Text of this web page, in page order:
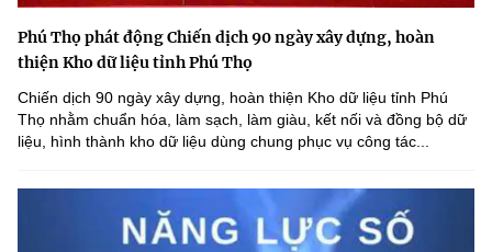
Phú Thọ phát động Chiến dịch 90 ngày xây dựng, hoàn
thiện Kho dữ liệu tỉnh Phú Thọ
Chiến dịch 90 ngày xây dựng, hoàn thiện Kho dữ liệu tỉnh Phú
Thọ nhằm chuẩn hóa, làm sạch, làm giàu, kết nối và đồng bộ dữ
liệu, hình thành kho dữ liệu dùng chung phục vụ công tác...